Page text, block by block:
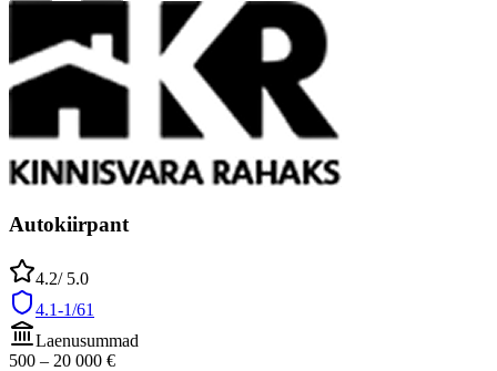
Autokiirpant
4.2/ 5.0
4.1-1/61
Laenusummad
500 – 20 000 €